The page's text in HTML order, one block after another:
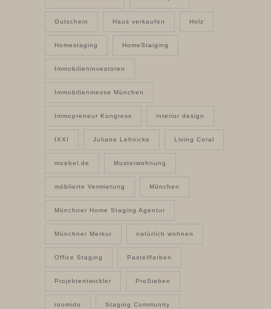
Gutschein Haus verkaufen Holz
Homestaging HomeStaiging
Immobilieninvestoren
Immobilienmesse München
Immopreneur Kongress interior design
IXXI Juliane Lehnicke Living Coral
moebel.de Musterwohnung
möblierte Vermietung München
Münchner Home Staging Agentur
Münchner Merkur natürlich wohnen
Office Staging Pastellfarben
Projektentwickler ProSieben
roomido Staging Community